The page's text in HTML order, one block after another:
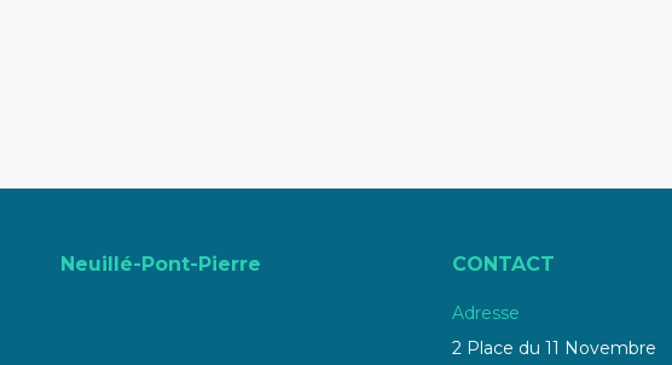
Neuillé-Pont-Pierre CONTACT
Adresse
2 Place du 11 Novembre